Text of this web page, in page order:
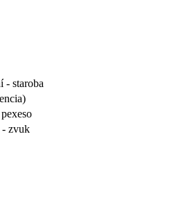
- staroba
- zvuk